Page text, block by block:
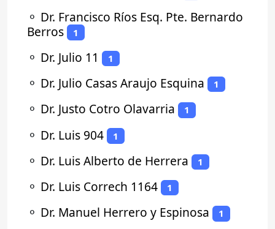
⚬ Dr. Francisco Ríos Esq. Pte. Bernardo
Berros
1
⚬ Dr. Julio 11 1
⚬ Dr. Julio Casas Araujo Esquina 1
⚬ Dr. Justo Cotro Olavarria 1
⚬ Dr. Luis 904 1
⚬ Dr. Luis Alberto de Herrera 1
⚬ Dr. Luis Correch 1164 1
⚬ Dr. Manuel Herrero y Espinosa 1